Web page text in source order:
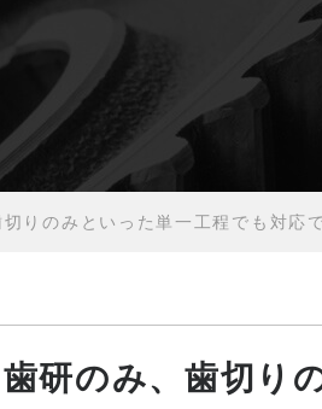
りのみといった単一工程でも対応
歯研のみ、歯切り